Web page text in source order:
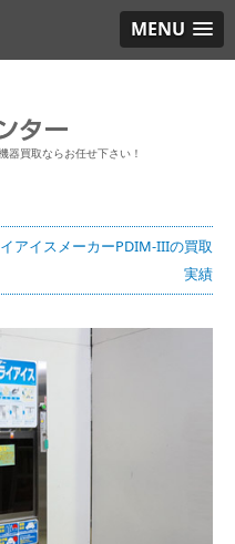
MENU
器買取ならお任せ下さい！
アイスメーカーPDIM-IIIの買取
実績